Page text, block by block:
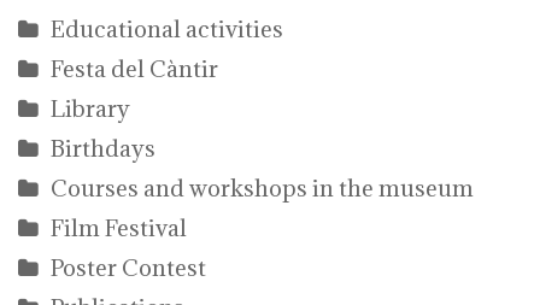
Educational activities
Festa del Càntir
Library
Birthdays
Courses and workshops in the museum
Film Festival
Poster Contest